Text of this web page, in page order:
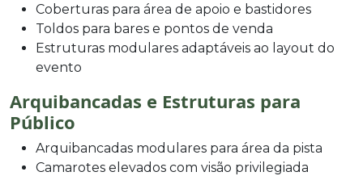
Coberturas para área de apoio e bastidores
Toldos para bares e pontos de venda
Estruturas modulares adaptáveis ao layout do
evento
Arquibancadas e Estruturas para
Público
Arquibancadas modulares para área da pista
Camarotes elevados com visão privilegiada